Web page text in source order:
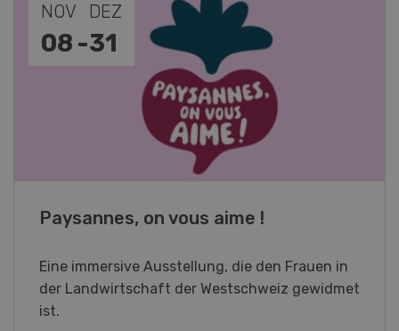
NOV
19 -
JAN
28
Fachkurs Aquakultur
Sind Sie in der Fischzucht tätig oder
interessieren Sie sich für das Thema? In
diesem Fall ist unser FBA-Weiterbildungskurs